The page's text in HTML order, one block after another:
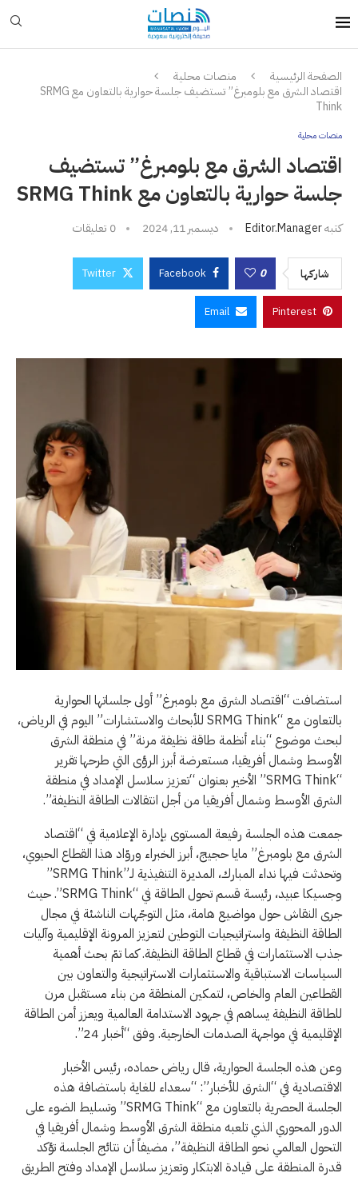
الصفحة الرئيسية
منصات محلية
اقتصاد الشرق مع بلومبرغ” تستضيف جلسة حوارية بالتعاون مع SRMG
Think
منصات محلية
اقتصاد الشرق مع بلومبرغ” تستضيف
جلسة حوارية بالتعاون مع SRMG Think
كتبهEditor.manager ديسمبر 11, 2024 0 تعليقات
شاركها 0
Facebook
Twitter
Pinterest
Email
استضافت “اقتصاد الشرق مع بلومبرغ” أولى جلساتها الحوارية
بالتعاون مع “SRMG Think للأبحاث والاستشارات” اليوم في الرياض،
لبحث موضوع “بناء أنظمة طاقة نظيفة مرنة” في منطقة الشرق
الأوسط وشمال أفريقيا، مستعرضة أبرز الرؤى التي طرحها تقرير
“SRMG Think” الأخير بعنوان “تعزيز سلاسل الإمداد في منطقة
الشرق الأوسط وشمال أفريقيا من أجل انتقالات الطاقة النظيفة”.
جمعت هذه الجلسة رفيعة المستوى بإدارة الإعلامية في “اقتصاد
الشرق مع بلومبرغ” مايا حجيج، أبرز الخبراء وروّاد هذا القطاع الحيوي،
وتحدثت فيها نداء المبارك، المديرة التنفيذية لـ”SRMG Think”
وجسيكا عبيد، رئيسة قسم تحول الطاقة في “SRMG Think”. حيث
جرى النقاش حول مواضيع هامة، مثل التوجّهات الناشئة في مجال
الطاقة النظيفة واستراتيجيات التوطين لتعزيز المرونة الإقليمية وآليات
جذب الاستثمارات في قطاع الطاقة النظيفة. كما تمّ بحث أهمية
السياسات الاستباقية والاستثمارات الاستراتيجية والتعاون بين
القطاعين العام والخاص، لتمكين المنطقة من بناء مستقبل مرن
للطاقة النظيفة يساهم في جهود الاستدامة العالمية ويعزز أمن الطاقة
الإقليمية في مواجهة الصدمات الخارجية. وفق “أخبار 24”.
وعن هذه الجلسة الحوارية، قال رياض حماده، رئيس الأخبار
الاقتصادية في “الشرق للأخبار”: “سعداء للغاية باستضافة هذه
الجلسة الحصرية بالتعاون مع “SRMG Think” وتسليط الضوء على
الدور المحوري الذي تلعبه منطقة الشرق الأوسط وشمال أفريقيا في
التحول العالمي نحو الطاقة النظيفة”، مضيفاً أن نتائج الجلسة تؤكد
قدرة المنطقة على قيادة الابتكار وتعزيز سلاسل الإمداد وفتح الطريق